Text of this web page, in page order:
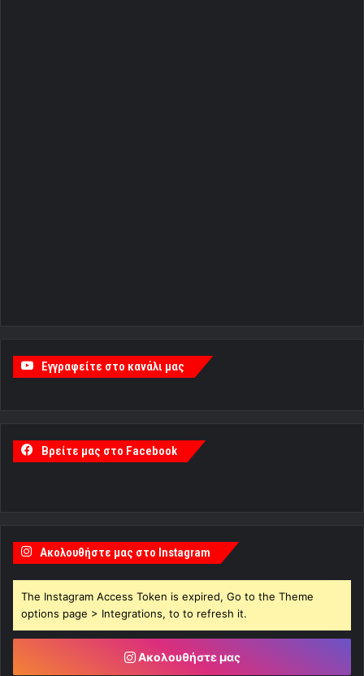
Εγγραφείτε στο κανάλι μας
Βρείτε μας στο Facebook
Ακολουθήστε μας στο Instagram
The Instagram Access Token is expired, Go to the Theme
options page > Integrations, to to refresh it.
Ακολουθήστε μας